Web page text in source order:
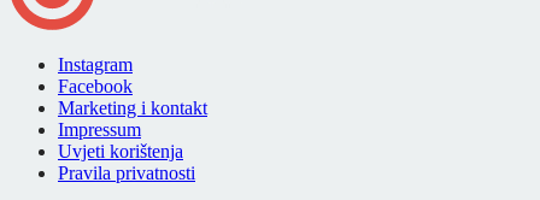
Instagram
Facebook
Marketing i kontakt
Impressum
Uvjeti korištenja
Pravila privatnosti